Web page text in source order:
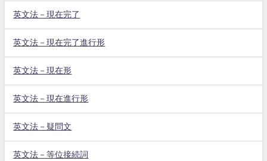
英文法－現在完了
英文法－現在完了進行形
英文法－現在形
英文法－現在進行形
英文法－疑問文
英文法－等位接続詞